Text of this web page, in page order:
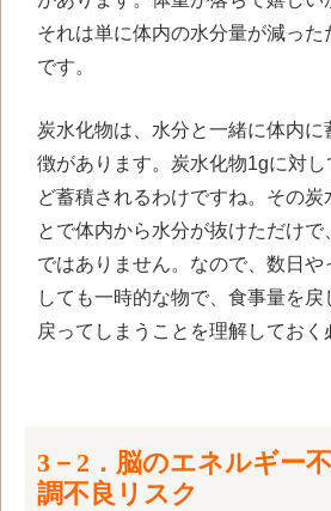
それは単に体内の水分量が減った
です。
炭水化物は、水分と一緒に体内
徴があります。炭水化物1gに対
ど蓄積されるわけですね。その炭
とで体内から水分が抜けただけ
ではありません。なので、数日や
しても一時的な物で、食事量を
戻ってしまうことを理解しておく
3－2．脳のエネルギー
調不良リスク